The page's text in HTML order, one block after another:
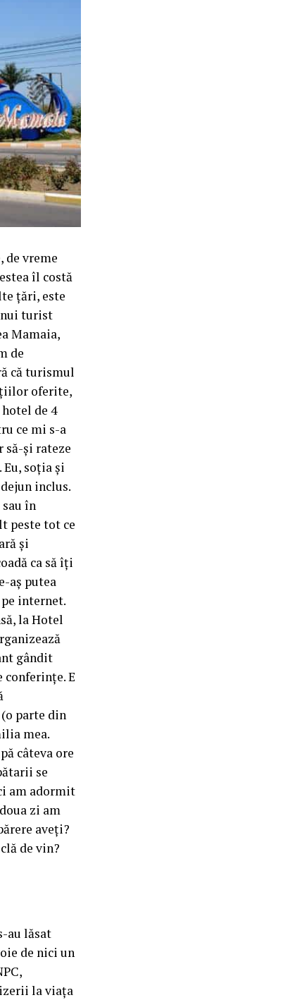
de vreme
îl costă
țări, este
turist
Mamaia,
de
că turismul
oferite,
de 4
ce mi s-a
să-și rateze
soția și
inclus.
în
peste tot ce
și
ca să îți
aș putea
internet.
la Hotel
gândit
conferințe. E
parte din
mea.
câteva ore
se
am adormit
zi am
aveți?
de vin?
au lăsat
de nici un
la viața